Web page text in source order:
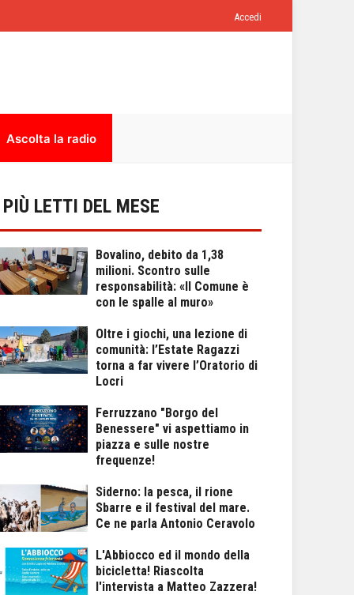
Accedi
Ascolta la radio
LETTI DEL MESE
Bovalino, debito da 1,38
milioni. Scontro sulle
responsabilità: «Il Comune è
con le spalle al muro»
Oltre i giochi, una lezione di
comunità: l’Estate Ragazzi
torna a far vivere l’Oratorio di
Locri
Ferruzzano "Borgo del
Benessere" vi aspettiamo in
piazza e sulle nostre
frequenze!
Siderno: la pesca, il rione
Sbarre e il festival del mare.
Ce ne parla Antonio Ceravolo
L'Abbiocco ed il mondo della
bicicletta! Riascolta
l'intervista a Matteo Zazzera!